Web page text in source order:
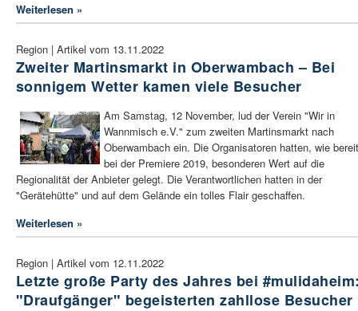
Weiterlesen »
Region | Artikel vom 13.11.2022
Zweiter Martinsmarkt in Oberwambach – Bei
sonnigem Wetter kamen viele Besucher
Am Samstag, 12 November, lud der Verein "Wir in
Wannmisch e.V." zum zweiten Martinsmarkt nach
Oberwambach ein. Die Organisatoren hatten, wie
bei der Premiere 2019, besonderen Wert auf die
Regionalität der Anbieter gelegt. Die Verantwortlichen hatten in der
"Gerätehütte" und auf dem Gelände ein tolles Flair geschaffen.
Weiterlesen »
Region | Artikel vom 12.11.2022
Letzte große Party des Jahres bei
"Draufgänger" begeisterten zahllose Besucher